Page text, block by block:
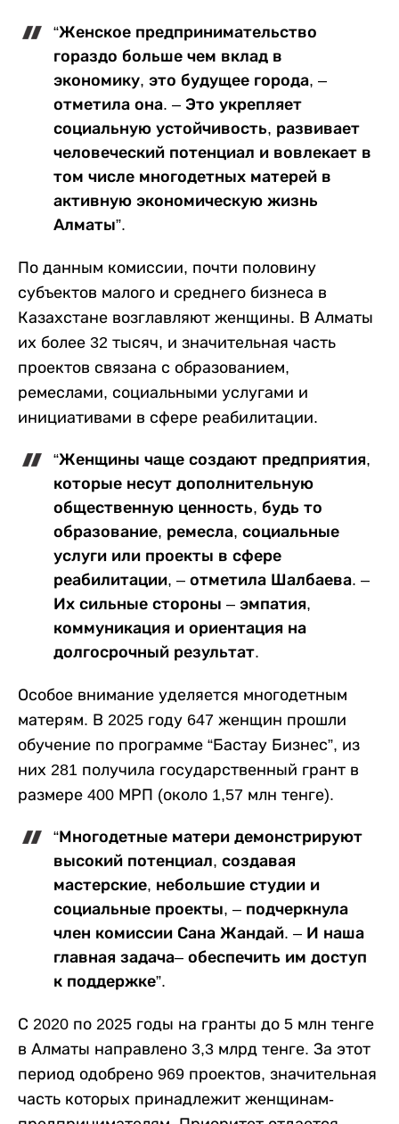
“Женское предпринимательство
гораздо больше чем вклад в
экономику, это будущее города, –
отметила она. – Это укрепляет
социальную устойчивость, развивает
человеческий потенциал и вовлекает в
том числе многодетных матерей в
активную экономическую жизнь
Алматы”.
По данным комиссии, почти половину
субъектов малого и среднего бизнеса в
Казахстане возглавляют женщины. В Алматы
их более 32 тысяч, и значительная часть
проектов связана с образованием,
ремеслами, социальными услугами и
инициативами в сфере реабилитации.
“Женщины чаще создают предприятия,
которые несут дополнительную
общественную ценность, будь то
образование, ремесла, социальные
услуги или проекты в сфере
реабилитации, – отметила Шалбаева. –
Их сильные стороны – эмпатия,
коммуникация и ориентация на
долгосрочный результат.
Особое внимание уделяется многодетным
матерям. В 2025 году 647 женщин прошли
обучение по программе “Бастау Бизнес”, из
них 281 получила государственный грант в
размере 400 МРП (около 1,57 млн тенге).
“Многодетные матери демонстрируют
высокий потенциал, создавая
мастерские, небольшие студии и
социальные проекты, – подчеркнула
член комиссии Сана Жандай. – И наша
главная задача– обеспечить им доступ
к поддержке”.
С 2020 по 2025 годы на гранты до 5 млн тенге
в Алматы направлено 3,3 млрд тенге. За этот
период одобрено 969 проектов, значительная
часть которых принадлежит женщинам-